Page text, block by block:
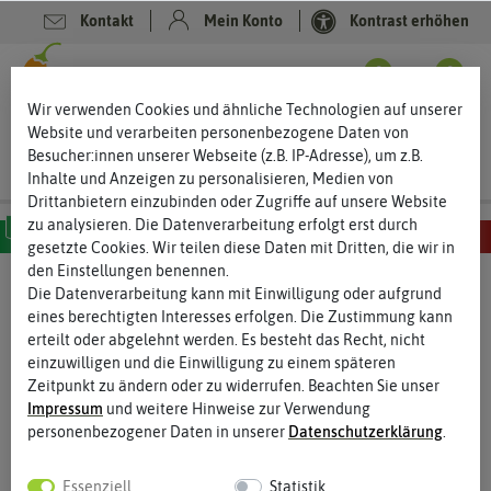
Kontakt Mein Konto Kontrast erhöhen
0 0
MILD SCHARF SEHR SCHARF
Chilisamen- Aji Chilisamen
Aji Chilisamen – Chilis in großer Vielfalt
Die Sorten der Aji Chilis bieten eine unglaubliche Vielfalt an
Fruchtformen, Farben und Geschmack. Die südamerikanischen
Chilis bieten aber auch bei der Schärfe ein großes Spektrum.
Unter den Sorten der Aji Chilis findet sich auch die teuerste
Filter
Wir verwenden Cookies und ähnliche Technologien auf unserer
Website und verarbeiten personenbezogene Daten von
Besucher:innen unserer Webseite (z.B. IP-Adresse), um z.B.
Inhalte und Anzeigen zu personalisieren, Medien von
Drittanbietern einzubinden oder Zugriffe auf unsere Website
zu analysieren. Die Datenverarbeitung erfolgt erst durch
gesetzte Cookies. Wir teilen diese Daten mit Dritten, die wir in
den Einstellungen benennen.
Die Datenverarbeitung kann mit Einwilligung oder aufgrund
eines berechtigten Interesses erfolgen. Die Zustimmung kann
erteilt oder abgelehnt werden. Es besteht das Recht, nicht
einzuwilligen und die Einwilligung zu einem späteren
Zeitpunkt zu ändern oder zu widerrufen. Beachten Sie unser
Impressum und weitere Hinweise zur Verwendung
personenbezogener Daten in unserer Daten­schutz­erklärung
Essenziell Statistik